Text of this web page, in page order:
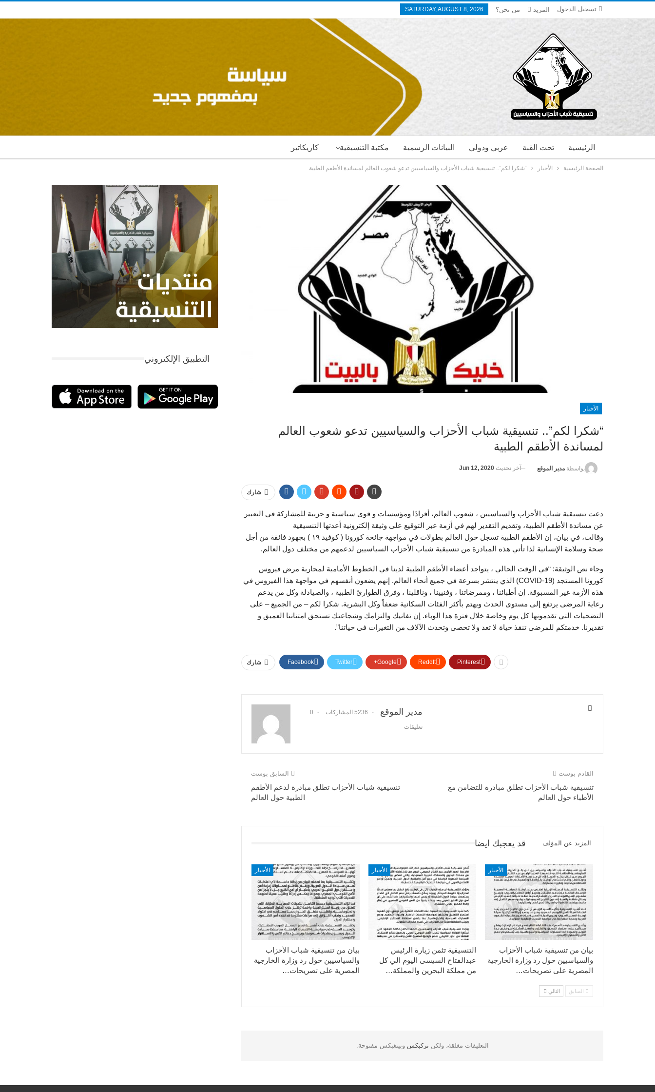
تسجيل الدخول SATURDAY, AUGUST 8, 2026 من نحن؟ المزيد
كاريكاتير مكتبة التنسيقية البيانات الرسمية عربي ودولي تحت القبة الرئيسية
الصفحة الرئيسية الأخبار “شكرا لكم”.. تنسيقية شباب الأحزاب والسياسيين تدعو شعوب العالم لمساندة الأطقم الطبية
الأخبار
“شكرا لكم”.. تنسيقية شباب الأحزاب والسياسيين تدعو شعوب العالم
لمساندة الأطقم الطبية
بواسطة مدير الموقع آخر تحديث Jun 12, 2020
شارك
دعت تنسيقية شباب الأحزاب والسياسيين ، شعوب العالم، أفرادًا ومؤسسات و قوى سياسية و حزبية للمشاركة في التعبير
عن مساندة الأطقم الطبية، وتقديم التقدير لهم في أزمة عبر التوقيع على وثيقة إلكترونية أعدتها التنسيقية
وقالت، في بيان، إن الأطقم الطبية تسجل حول العالم بطولات في مواجهة جائحة كورونا ( كوفيد ١٩ ) بجهود فائقة من أجل
صحة وسلامة الإنسانية لذا تأتي هذه المبادرة من تنسيقية شباب الأحزاب السياسيين لدعمهم من مختلف دول العالم.
وجاء نص الوثيقة: “في الوقت الحالي ، يتواجد أعضاء الأطقم الطبية لدينا في الخطوط الأمامية لمحاربة مرض فيروس
كورونا المستجد (COVID-19) الذي ينتشر بسرعة في جميع أنحاء العالم. إنهم يضعون أنفسهم في مواجهة هذا الفيروس في
هذه الأزمة غير المسبوقة. إن أطبائنا ، وممرضاتنا ، وفنيينا ، وناقلينا ، وفرق الطوارئ الطبية ، والصيادلة وكل من يدعم
رعاية المرضى يرتفع إلى مستوى الحدث ويهتم بأكثر الفئات السكانية ضعفاً وكل البشرية. شكرا لكم – من الجميع – على
التضحيات التي تقدمونها كل يوم وخاصة خلال فترة هذا الوباء. إن تفانيك والتزامك وشجاعتك تستحق امتناننا العميق و
تقديرنا. خدمتكم للمرضى تنقذ حياة لا تعد ولا تحصى وتحدث الآلاف من التغيرات فى حياتنا”.
شارك Facebook Twitter Google+ ReddIt Pinterest
مدير الموقع 5236 المشاركات 0
تعليقات
السابق بوست
تنسيقية شباب الأحزاب تطلق مبادرة لدعم الأطقم
الطبية حول العالم
القادم بوست
تنسيقية شباب الأحزاب تطلق مبادرة للتضامن مع
الأطباء حول العالم
قد يعجبك ايضا المزيد عن المؤلف
الأخبار
بيان من تنسيقية شباب الأحزاب
والسياسيين حول رد وزارة الخارجية
المصرية على تصريحات…
الأخبار
التنسيقية تثمن زيارة الرئيس
عبدالفتاح السيسى اليوم الي كل
من مملكة البحرين والمملكة…
الأخبار
بيان من تنسيقية شباب الأحزاب
والسياسيين حول رد وزارة الخارجية
المصرية على تصريحات…
السابق التالي
التعليقات مغلقة، ولكنتركبكسوبينغبكس مفتوحة.
التطبيق الإلكتروني